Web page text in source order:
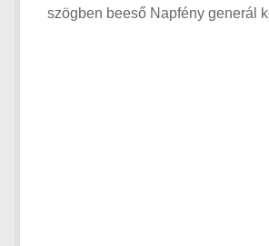
szögben beeső Napfény generál